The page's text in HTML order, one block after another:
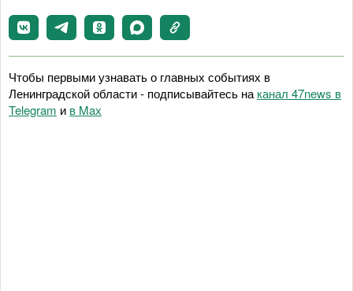
Чтобы первыми узнавать о главных событиях в
Ленинградской области - подписывайтесь на канал 47news в
Telegram и в Maх